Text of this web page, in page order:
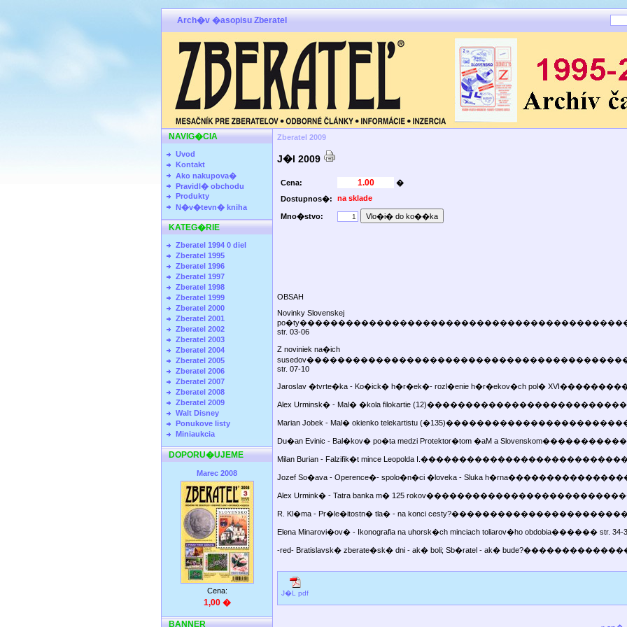
Arch�v �asopisu Zberatel
NAVIG�CIA
Uvod
Kontakt
Ako nakupova�
Pravidl� obchodu
Produkty
N�v�tevn� kniha
KATEG�RIE
Zberatel 1994 0 diel
Zberatel 1995
Zberatel 1996
Zberatel 1997
Zberatel 1998
Zberatel 1999
Zberatel 2000
Zberatel 2001
Zberatel 2002
Zberatel 2003
Zberatel 2004
Zberatel 2005
Zberatel 2006
Zberatel 2007
Zberatel 2008
Zberatel 2009
Walt Disney
Ponukove listy
Miniaukcia
DOPORU�UJEME
Marec 2008
Cena:
1,00 �
BANNER
Zberatel 2009
J�l 2009
Cena:
�
Dostupnos�:
na sklade
Mno�stvo:
OBSAH
Novinky Slovenskej
str. 03-06
Z noviniek na�ich
str. 07-10
Jaroslav �tvrte�ka - Ko�ick� h�r�ek�- rozl�enie h�r�ekov�ch pol�
Alex Urminsk� - Mal� �kola filokartie
Marian Jobek - Mal� okienko telekartistu
Du�an Evinic - Bal�kov� po�ta medzi Protektor�tom �aM a
Milan Burian - Falzifik�t mince Leopolda
Jozef So�ava - Operence�- spolo�n�ci �loveka - Sluka
Alex Urmink� - Tatra banka m� 125
R. Kl�ma - Pr�le�itostn� tla� - na konci
Elena Minarovi�ov� - Ikonografia na uhorsk�ch minciach toliarov�ho obdobia������ str. 34-
-red- Bratislavsk� zberate�sk� dni - ak� boli; Sb�ratel - ak�
J�L pdf